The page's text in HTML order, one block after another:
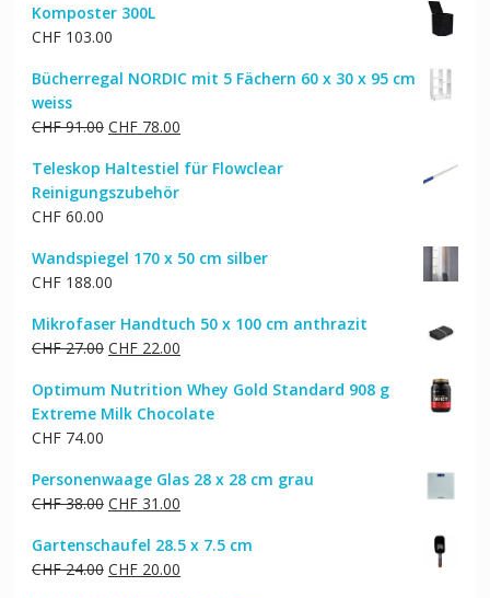
war:
CHF 35.00
Komposter 300L
CHF103.00
Bücherregal NORDIC mit 5 Fächern 60 x 30 x 95 cm
weiss
CHF91.00 Ursprünglicher
war:
CHF 91.00
CHF78.00Aktueller
ist:
CHF 78.00.
Teleskop Haltestiel für Flowclear
Reinigungszubehör
CHF60.00
Wandspiegel 170 x 50 cm silber
CHF188.00
Mikrofaser Handtuch 50 x 100 cm anthrazit
CHF27.00 Ursprünglicher
war:
CHF 27.00
CHF22.00Aktueller
ist:
CHF 22.00.
Optimum Nutrition Whey Gold Standard 908 g
Extreme Milk Chocolate
CHF74.00
Personenwaage Glas 28 x 28 cm grau
CHF38.00 Ursprünglicher
war:
CHF 38.00
CHF31.00Aktueller
ist:
CHF 31.00.
Gartenschaufel 28.5 x 7.5 cm
CHF24.00 Ursprünglicher
CHF20.00Aktueller